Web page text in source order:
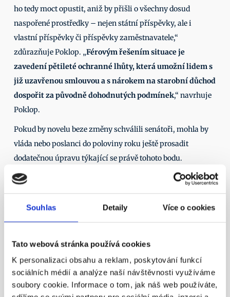
Souhlas Detaily Více o cookies
Tato webová stránka používá cookies
K personalizaci obsahu a reklam, poskytování funkcí
sociálních médií a analýze naší návštěvnosti využíváme
soubory cookie. Informace o tom, jak náš web používáte,
ho tedy moct opustit, aniž by přišli o všechny dosud
naspořené prostředky – nejen státní příspěvky, ale i
vlastní příspěvky či příspěvky zaměstnavatele,“
zdůrazňuje Poklop. „Férovým řešením situace je
zavedení pětileté ochranné lhůty, která umožní lidem s
již uzavřenou smlouvou a s nárokem na starobní důchod
dospořit za původně dohodnutých podmínek,“ navrhuje
Poklop.
Pokud by novelu beze změny schválili senátoři, mohla by
vláda nebo poslanci do poloviny roku ještě prosadit
dodatečnou úpravu týkající se právě tohoto bodu.
„Všem starobním důchodcům doporučujeme zůstat v
předčasným odchodem ze systému o peníze, které ještě
mohou od státu získat. Zároveň se nevzdáváme naděje, že
s platnou smlouvou budou moci dospořit za podmínek,
které si sjednali,“ říká šéf Asociace penzijních společností
ČR.